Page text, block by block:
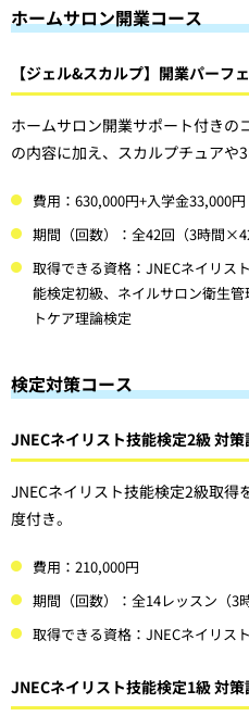
ホームサロン開業コース
【ジェル&スカルプ】開業パーフ
ホームサロン開業サポート付きの
の内容に加え、スカルプチュアや
費用：630,000円+入学金33,000円
期間（回数）：全42回（3時間
取得できる資格：JNECネイリス
能検定初級、ネイルサロン衛生
トケア理論検定
検定対策コース
JNECネイリスト技能検定2級 対策
JNECネイリスト技能検定2級取得
度付き。
費用：210,000円
期間（回数）：全14レッスン（3
取得できる資格：JNECネイリス
JNECネイリスト技能検定1級 対策